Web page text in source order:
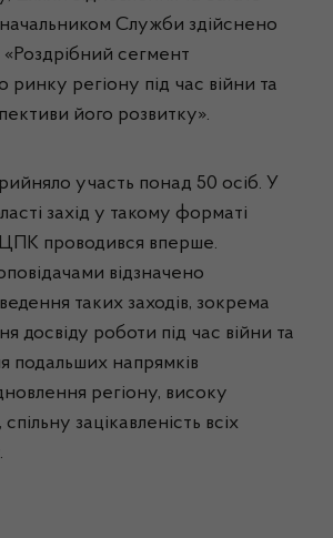
Служби здійснено
сегмент
регіону під час війни та
його розвитку».
участь понад 50 осіб. У
захід у такому форматі
проводився вперше.
відзначено
таких заходів, зокрема
досвіду роботи під час війни та
подальших напрямків
регіону, високу
зацікавленість всіх